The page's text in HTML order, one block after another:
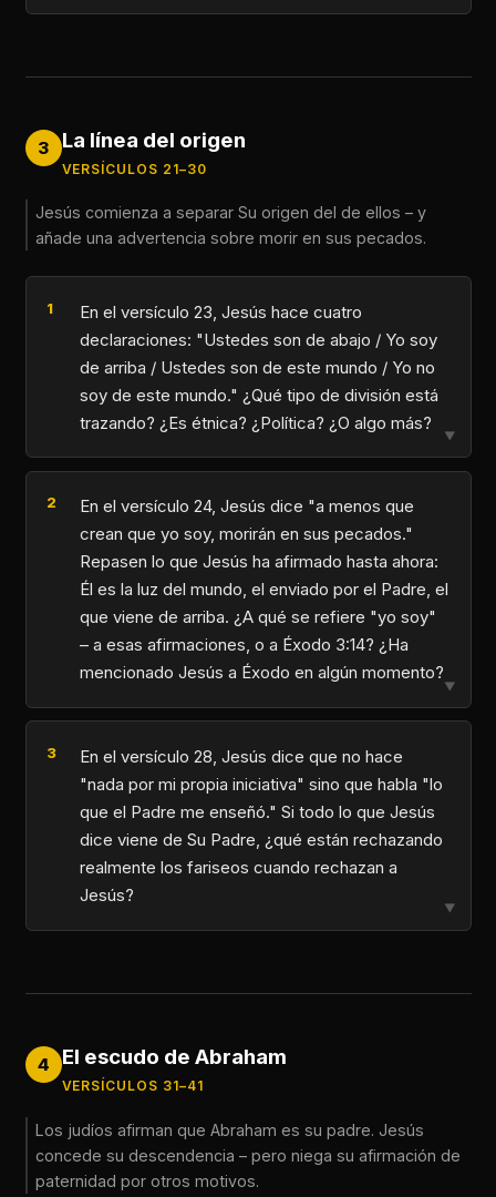
3 La línea del origen
VERSÍCULOS 21–30
Jesús comienza a separar Su origen del de ellos – y
añade una advertencia sobre morir en sus pecados.
En el versículo 23, Jesús hace cuatro
declaraciones: "Ustedes son de abajo / Yo soy
de arriba / Ustedes son de este mundo / Yo no
soy de este mundo." ¿Qué tipo de división está
trazando? ¿Es étnica? ¿Política? ¿O algo más?
▼
En el versículo 24, Jesús dice "a menos que
crean que yo soy, morirán en sus pecados."
Repasen lo que Jesús ha afirmado hasta ahora:
Él es la luz del mundo, el enviado por el Padre, el
que viene de arriba. ¿A qué se refiere "yo soy"
– a esas afirmaciones, o a Éxodo 3:14? ¿Ha
mencionado Jesús a Éxodo en algún momento?
▼
En el versículo 28, Jesús dice que no hace
"nada por mi propia iniciativa" sino que habla "lo
que el Padre me enseñó." Si todo lo que Jesús
dice viene de Su Padre, ¿qué están rechazando
realmente los fariseos cuando rechazan a
Jesús?
▼
4 El escudo de Abraham
VERSÍCULOS 31–41
Los judíos afirman que Abraham es su padre. Jesús
concede su descendencia – pero niega su afirmación de
paternidad por otros motivos.